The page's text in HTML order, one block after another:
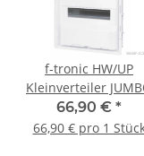
f-tronic HW/UP
Kleinverteiler
36+6, 3-reihig
66,90 € *
66,90 € pro 1